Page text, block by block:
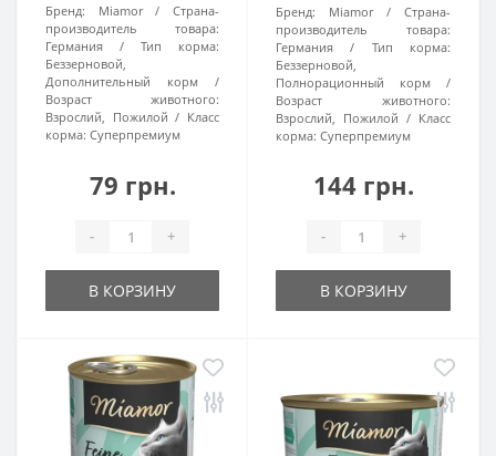
Бренд: Miamor
Страна-
производитель товара:
Германия
Тип корма:
Беззерновой,
Дополнительный корм
Возраст животного:
Взрослий, Пожилой
Класс
корма: Суперпремиум
79 грн.
- +
В КОРЗИНУ
Бренд: Miamor
Страна-
производитель товара:
Германия
Тип корма:
Беззерновой,
Полнорационный корм
Возраст животного:
Взрослий, Пожилой
Класс
корма: Суперпремиум
144 грн.
- +
В КОРЗИНУ